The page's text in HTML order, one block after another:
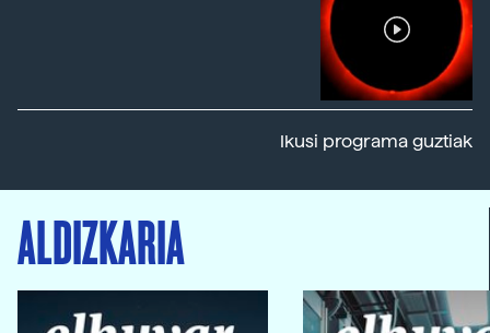
Ikusi programa guztiak
ALDIZKARIA